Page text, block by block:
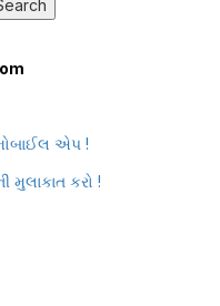
એપ !
મુલાકાત કરો !